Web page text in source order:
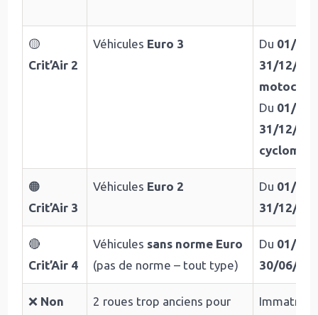
🟡
Crit’Air 2
Véhicules Euro 3 Du 01/01/
31/12/
Du 01/01/
31/12/
🟠
Crit’Air 3
Véhicules Euro 2 Du 01/07/
31/12/
🔴
Crit’Air 4
Véhicules sans norme Euro
(pas de norme – tout type)
Du 01/06/
30/06/
❌ Non 2 roues trop anciens pour